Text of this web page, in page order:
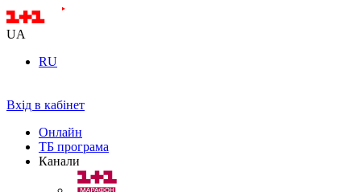
UA
RU
Вхід в кабінет
Онлайн
ТБ програма
Канали